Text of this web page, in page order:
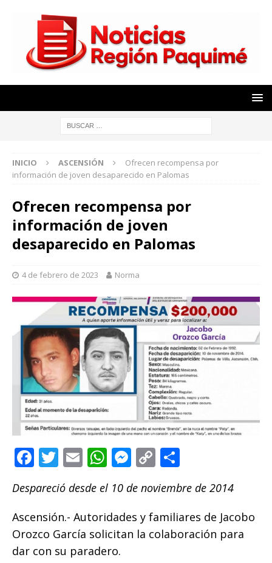
INICIO ASCENSIÓN
Ofrecen recompensa por
información de joven desaparecido en Palomas
Ofrecen recompensa por
información de joven
desaparecido en Palomas
4 de febrero de 2023 Norma
F
c
e
b
o
T
w
it
te
r
E
m
ai
l
W
h
at
s
A
p
M
e
ss
e
n
C
p
y
Li
m
p
ar
Despareció desde el 10 de noviembre de 2014
Ascensión.- Autoridades y familiares de Jacobo
Orozco García solicitan la colaboración para
dar con su paradero.